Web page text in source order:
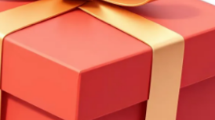
咆哮是獅子國王的求救聲
你聽到了嗎？
！